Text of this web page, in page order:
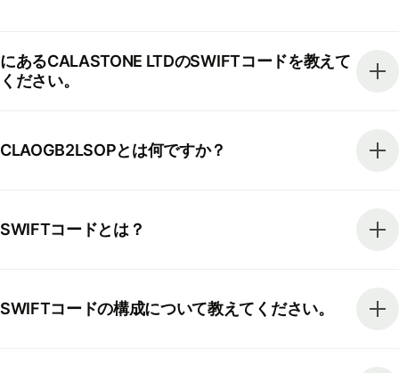
にあるCALASTONE LTDのSWIFTコードを教えて
ください。
CLAOGB2LSOPとは何ですか？
SWIFTコードとは？
SWIFTコードの構成について教えてください。